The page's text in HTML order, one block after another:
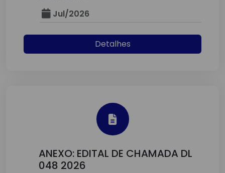
Jul/2026
Detalhes
ANEXO: EDITAL DE CHAMADA DL
048 2026